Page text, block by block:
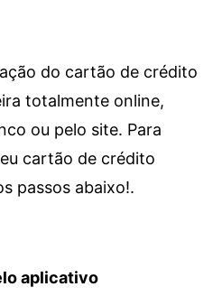
do cartão de crédito
totalmente online,
ou pelo site. Para
cartão de crédito
passos abaixo!.
aplicativo